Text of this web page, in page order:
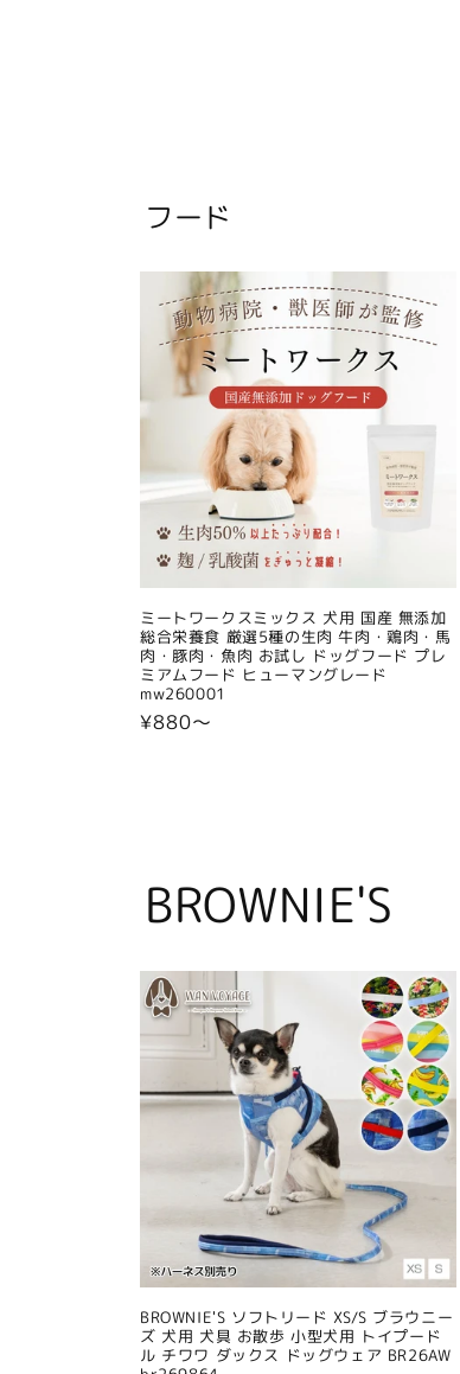
フード
ミートワークスミックス 犬用 国産 無添加
総合栄養食 厳選5種の生肉 牛肉・鶏肉・馬
肉・豚肉・魚肉 お試し ドッグフード プレ
ミアムフード ヒューマングレード
mw260001
通
¥880〜
BROWNIE'S
BROWNIE'S ソフトリード XS/S ブラウニー
ズ 犬用 犬具 お散歩 小型犬用 トイプード
ル チワワ ダックス ドッグウェア BR26AW